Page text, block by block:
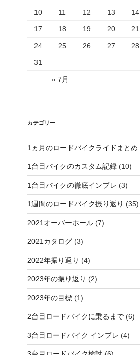
10 11 12 13 14
17 18 19 20 21
24 25 26 27 28
31
« 7月
カテゴリー
1ヵ月のロードバイクライドまとめ
1台目バイクのカスタム記録(10)
1台目バイクの徹底インプレ (3)
1週間のロードバイク振り返り (35)
2021オーバーホール(7)
2021カタログ(3)
2022年振り返り (4)
2023年の振り返り (2)
2023年の目標(1)
2台目ロードバイクに乗るまで(6)
3台目ロードバイク インプレ (4)